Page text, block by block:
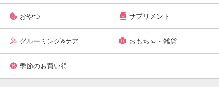
おやつ サプリメント
グルーミング&ケア おもちゃ・雑貨
季節のお買い得